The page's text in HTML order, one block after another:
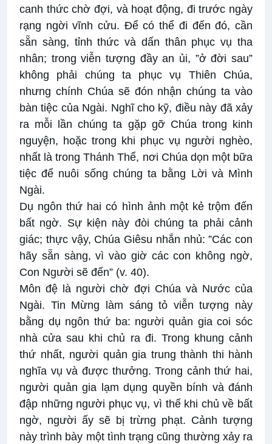
canh thức chờ đợi, và hoạt động, đi trước ngày
rạng ngời vĩnh cửu. Để có thể đi đến đó, cần
sẵn sàng, tỉnh thức và dấn thân phục vụ tha
nhân; trong viễn tượng đầy an ủi, ”ở đời sau”
không phải chúng ta phục vụ Thiên Chúa,
nhưng chính Chúa sẽ đón nhận chúng ta vào
bàn tiệc của Ngài. Nghĩ cho kỹ, điều này đã xảy
ra mỗi lần chúng ta gặp gỡ Chúa trong kinh
nguyện, hoặc trong khi phục vụ người nghèo,
nhất là trong Thánh Thể, nơi Chúa dọn một bữa
tiệc để nuôi sống chúng ta bằng Lời và Mình
Ngài.
Dụ ngôn thứ hai có hình ảnh một kẻ trộm đến
bất ngờ. Sự kiện này đòi chúng ta phải cảnh
giác; thực vậy, Chúa Giêsu nhắn nhủ: ”Các con
hãy sẵn sàng, vì vào giờ các con không ngờ,
Con Người sẽ đến” (v. 40).
Môn đệ là người chờ đợi Chúa và Nước của
Ngài. Tin Mừng làm sáng tỏ viễn tượng này
bằng dụ ngôn thứ ba: người quản gia coi sóc
nhà cửa sau khi chủ ra đi. Trong khung cảnh
thứ nhất, người quản gia trung thành thi hành
nghĩa vụ và được thưởng. Trong cảnh thứ hai,
người quản gia lạm dụng quyền bính và đánh
đập những người phục vụ, vì thế khi chủ về bất
ngờ, người ấy sẽ bị trừng phạt. Cảnh tượng
này trình bày một tình trạng cũng thường xảy ra